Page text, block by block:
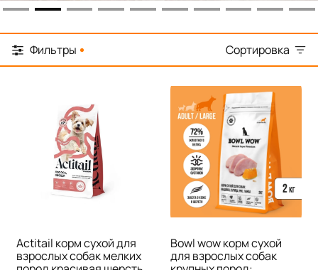
Фильтры Сортировка
Actitail корм сухой для
взрослых собак мелких
Bowl wow корм сухой
для взрослых собак